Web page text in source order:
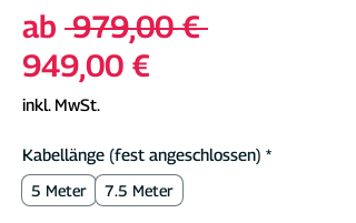
ab 979,00 €
949,00 €
inkl. MwSt.
Kabellänge (fest angeschlossen) *
5 Meter 7.5 Meter